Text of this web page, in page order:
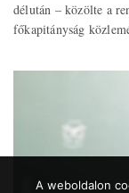
délután – közölte a
főkapitányság
A weboldalon